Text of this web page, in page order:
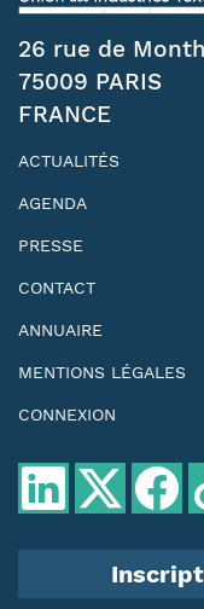
26 rue de
75009 PARIS
FRANCE
ACTUALITÉS
AGENDA
PRESSE
CONTACT
ANNUAIRE
MENTIONS LÉGALES
CONNEXION